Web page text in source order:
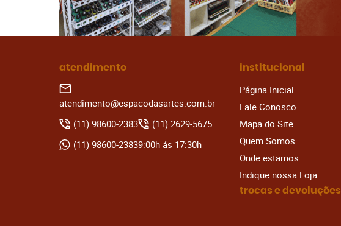
atendimento
(11) 98600-2383 (11) 2629-5675
(11) 98600-23839:00h ás 17:30h
atendimento@espacodasartes.com.br
institucional
Página Inicial
Fale Conosco
Mapa do Site
Quem Somos
Onde estamos
Indique nossa Loja
trocas e devoluções